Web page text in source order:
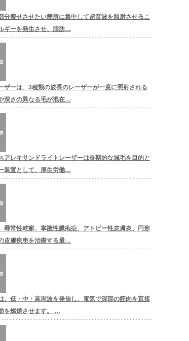
分痩せさせたい箇所に集中して超音波を照射させるこ
ギーを発生させ、脂肪…
ザーは、3種類の波長のレーザーが一度に照射される
深さの異なる毛が混在…
アレキサンドライトレーザーは長期的な減毛を目的と
装置として、厚生労働…
尋常性乾癬、掌蹠性膿疱症、アトピー性皮膚炎、円形
皮膚疾患を治療する最…
、低・中・高周波を発信し、電気で深部の筋肉を直接
を燃焼させます。 …